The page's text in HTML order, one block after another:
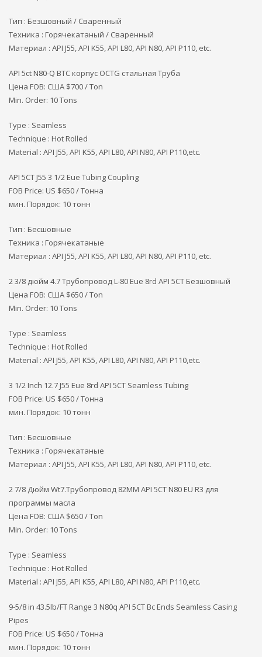
Тип : Безшовный / Сваренный
Техника : Горячекатаный / Сваренный
Материал : API J55, API K55, API L80, API N80, API P110, etc.
API 5ct N80-Q BTC корпус OCTG стальная Труба
Цена FOB: США $700 / Ton
Min. Order: 10 Tons
Type : Seamless
Technique : Hot Rolled
Material : API J55, API K55, API L80, API N80, API P110,etc.
API 5CT J55 3 1/2 Eue Tubing Coupling
FOB Price: US $650 / Тонна
мин. Порядок: 10 тонн
Тип : Бесшовные
Техника : Горячекатаные
Материал : API J55, API K55, API L80, API N80, API P110, etc.
2 3/8 дюйм 4.7 Трубопровод L-80 Eue 8rd API 5CT Безшовный
Цена FOB: США $650 / Ton
Min. Order: 10 Tons
Type : Seamless
Technique : Hot Rolled
Material : API J55, API K55, API L80, API N80, API P110,etc.
3 1/2 Inch 12.7 J55 Eue 8rd API 5CT Seamless Tubing
FOB Price: US $650 / Тонна
мин. Порядок: 10 тонн
Тип : Бесшовные
Техника : Горячекатаные
Материал : API J55, API K55, API L80, API N80, API P110, etc.
2 7/8 Дюйм Wt7.Трубопровод 82MM API 5CT N80 EU R3 для
программы масла
Цена FOB: США $650 / Ton
Min. Order: 10 Tons
Type : Seamless
Technique : Hot Rolled
Material : API J55, API K55, API L80, API N80, API P110,etc.
9-5/8 in 43.5lb/FT Range 3 N80q API 5CT Bc Ends Seamless Casing
Pipes
FOB Price: US $650 / Тонна
мин. Порядок: 10 тонн